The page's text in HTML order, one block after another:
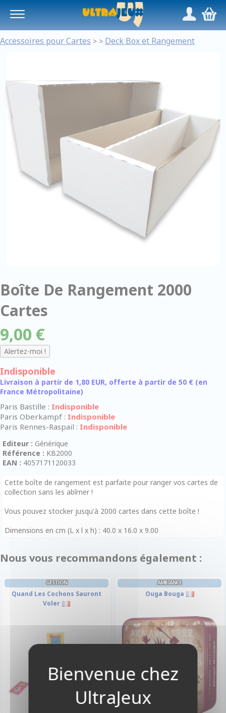
/,
Accessoires pour Cartes > > Deck Box et Rangement
Boîte De Rangement 2000
Cartes
9,00 €
Indisponible
Livraison à partir de 1,80 EUR, offerte à partir de 50 € (en
France Métropolitaine)
Paris Bastille : Indisponible
Paris Oberkampf : Indisponible
Paris Rennes-Raspail : Indisponible
Editeur : Générique
Référence : KB2000
EAN : 4057171120033
Cette boîte de rangement est parfaite pour ranger vos cartes de
collection sans les abîmer !
Vous pouvez stocker jusqu'à 2000 cartes dans cette boîte !
Dimensions en cm (L x l x h) : 40.0 x 16.0 x 9.00
Nous vous recommandons également :
GESTION
Quand Les Cochons Sauront
Voler
AMBIANCE
Ouga Bouga